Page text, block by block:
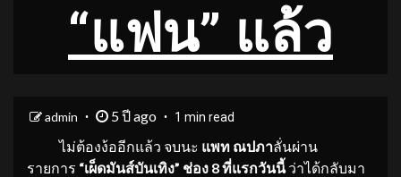
“แฟน” แล้ว
admin 5 ปี ago 1 min read
ไม่ต้องง้ออีกแล้ว จบนะ แพท ณปภาลั่นผ่าน
รายการ “เผ็ดมันส์บันเทิง” ช่อง 8 ที่แรกวันนี้ว่าได้กลับมา